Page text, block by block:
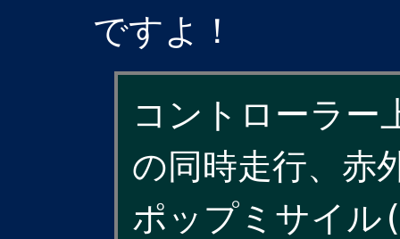
ですよ！
コントローラー
の同時走行、赤
ポップミサイ